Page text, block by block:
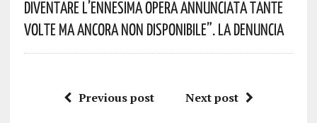
Diventare L’ennesima Opera Annunciata Tante
Volte Ma Ancora Non Disponibile”. La Denuncia
Previous post Next post